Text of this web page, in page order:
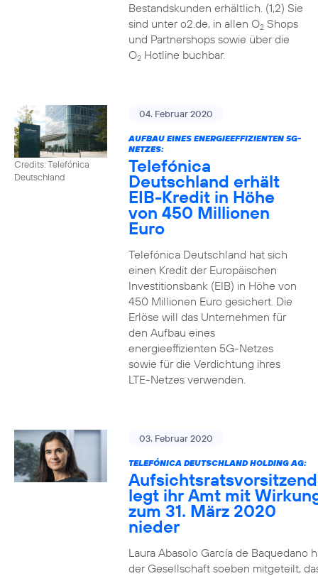
Bestandskunden erhältlich. (1,2) Sie
sind unter o2.de, in allen O2Shops
und Partnershops sowie über die
O2Hotline buchbar.
Credits: Telefónica
Deutschland
04. Februar 2020
AUFBAU EINES ENERGIEEFFIZIENTEN 5G-
NETZES:
Telefónica
Deutschland erhält
EIB-Kredit in Höhe
von 450 Millionen
Euro
Telefónica Deutschland hat sich
einen Kredit der Europäischen
Investitionsbank (EIB) in Höhe von
450 Millionen Euro gesichert. Die
Erlöse will das Unternehmen für
den Aufbau eines
energieeffizienten 5G-Netzes
sowie für die Verdichtung ihres
LTE-Netzes verwenden.
03. Februar 2020
TELEFÓNICA DEUTSCHLAND HOLDING AG:
legt ihr Amt mit
zum 31. März 2020
nieder
Laura Abasolo García de Baquedano
der Gesellschaft soeben mitgeteilt,